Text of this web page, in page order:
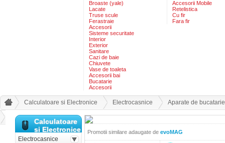
Broaste (yale)
Lacate
Truse scule
Ferastraie
Accesorii
Sisteme securitate
Interior
Exterior
Sanitare
Cazi de baie
Chiuvete
Vase de toaleta
Accesorii bai
Bucatarie
Accesorii
Accesorii Mobile
Retelistica
Cu fir
Fara fir
Calculatoare si Electronice Electrocasnice Aparate de bucatarie
Promotii similare adaugate de evoMAG
Calculatoare
si Electronice
Electrocasnice